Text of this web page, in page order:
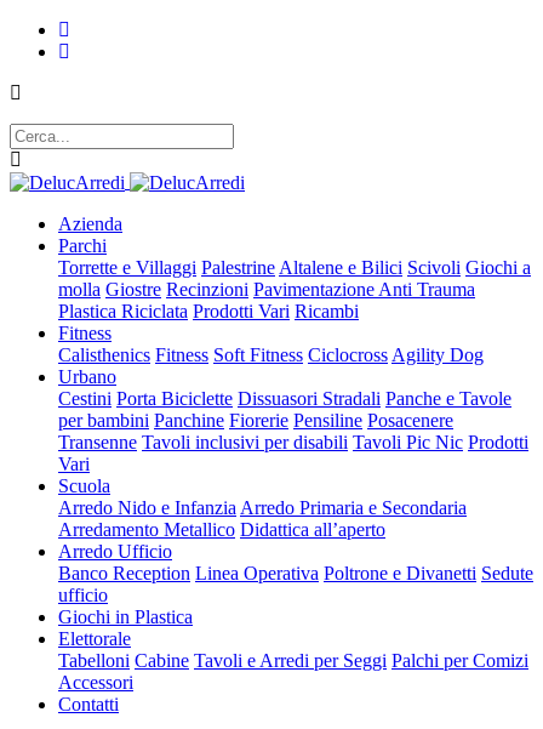
Azienda
Parchi
Torrette e Villaggi Palestrine Altalene e Bilici Scivoli Giochi a
molla Giostre Recinzioni Pavimentazione Anti Trauma
Plastica Riciclata Prodotti Vari Ricambi
Fitness
Calisthenics Fitness Soft Fitness Ciclocross Agility Dog
Urbano
Cestini Porta Biciclette Dissuasori Stradali Panche e Tavole
per bambini Panchine Fiorerie Pensiline Posacenere
Transenne Tavoli inclusivi per disabili Tavoli Pic Nic Prodotti
Vari
Scuola
Arredo Nido e Infanzia Arredo Primaria e Secondaria
Arredamento Metallico Didattica all’aperto
Arredo Ufficio
Banco Reception Linea Operativa Poltrone e Divanetti Sedute
ufficio
Giochi in Plastica
Elettorale
Tabelloni Cabine Tavoli e Arredi per Seggi Palchi per Comizi
Accessori
Contatti